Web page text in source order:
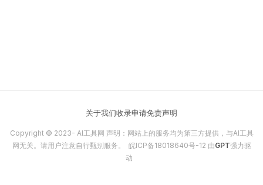
关于我们收录申请免责声明
Copyright © 2023- AI工具网 声明：网站上的服务均为第三方提供，与AI工具
网无关。请用户注意自行甄别服务。 皖ICP备18018640号-12 由GPT强力驱
动